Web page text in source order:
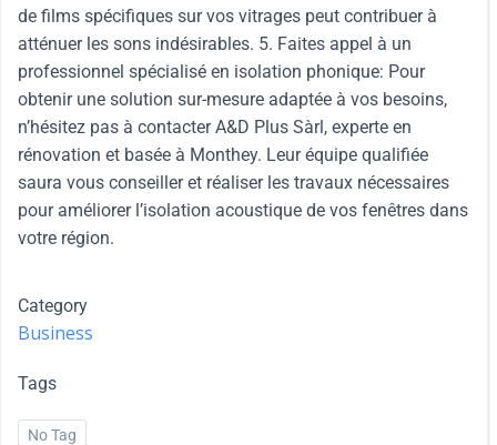
de films spécifiques sur vos vitrages peut contribuer à
atténuer les sons indésirables. 5. Faites appel à un
professionnel spécialisé en isolation phonique: Pour
obtenir une solution sur-mesure adaptée à vos besoins,
n’hésitez pas à contacter A&D Plus Sàrl, experte en
rénovation et basée à Monthey. Leur équipe qualifiée
saura vous conseiller et réaliser les travaux nécessaires
pour améliorer l’isolation acoustique de vos fenêtres dans
votre région.
Category
Business
Tags
No Tag